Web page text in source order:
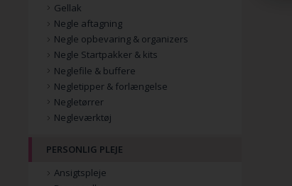
Gellak
Negle aftagning
Negle opbevaring & organizers
Negle Startpakker & kits
Neglefile & buffere
Negletipper & forlængelse
Negletørrer
Negleværktøj
PERSONLIG PLEJE
Ansigtspleje